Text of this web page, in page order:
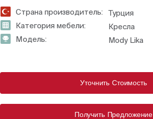
Страна производитель:
Турция
Категория мебели:
Кресла
Модель:
Mody Lika
Уточнить Стоимость
Получить Предложение